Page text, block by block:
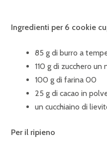
Ingredienti per 6 cookie
85 g di burro a
110 g di zucchero un
100 g di farina 00
25 g di cacao in
un cucchiaino di
Per il ripieno